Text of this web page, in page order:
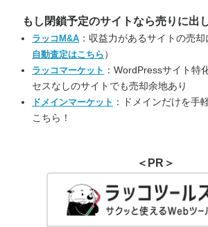
もし閉鎖予定のサイトなら売りに出
ラッコM&A ：収益力があるサイトの売
自動査定はこちら ）
ラッコマーケット ：WordPressサイト特
セスなしのサイトでも売却余地あり
ドメインマーケット ：ドメインだけを手
こちら！
＜PR＞